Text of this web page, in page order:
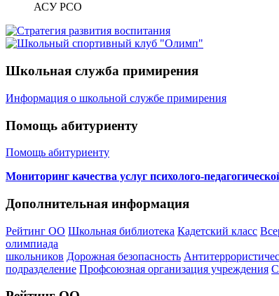
АСУ РСО
Школьная служба примирения
Информация о школьной службе примирения
Помощь абитуриенту
Помощь абитуриенту
Мониторинг качества услуг психолого-
Дополнительная информация
Рейтинг ОО Школьная библиотека Кадетский класс
олимпиада
школьников Дорожная безопасность
подразделение Профсоюзная организация учреждения